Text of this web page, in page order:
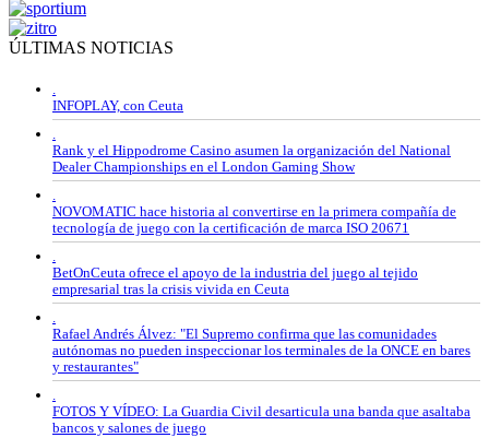
ÚLTIMAS NOTICIAS
.
INFOPLAY, con Ceuta
.
Rank y el Hippodrome Casino asumen la organización del National
Dealer Championships en el London Gaming Show
.
NOVOMATIC hace historia al convertirse en la primera compañía de
tecnología de juego con la certificación de marca ISO 20671
.
BetOnCeuta ofrece el apoyo de la industria del juego al tejido
empresarial tras la crisis vivida en Ceuta
.
Rafael Andrés Álvez: "El Supremo confirma que las comunidades
autónomas no pueden inspeccionar los terminales de la ONCE en bares
y restaurantes"
.
FOTOS Y VÍDEO: La Guardia Civil desarticula una banda que asaltaba
bancos y salones de juego